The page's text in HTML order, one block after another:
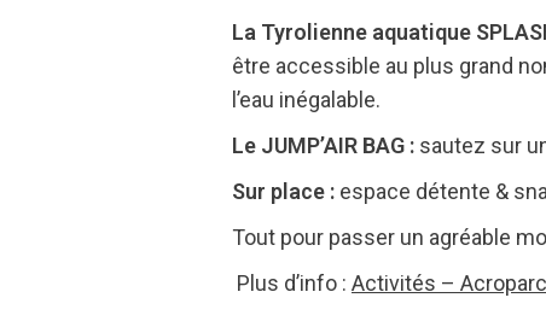
La Tyrolienne aquatique
être accessible au plus grand
l’eau inégalable.
Le JUMP’AIR BAG : sautez sur
Sur place : espace détente &
Tout pour passer un agréable
Plus d’info : Activités – Acroparc